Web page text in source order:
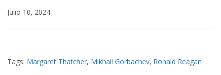
Julio 10, 2024
Tags: Margaret Thatcher, Mikhail Gorbachev, Ronald Reagan